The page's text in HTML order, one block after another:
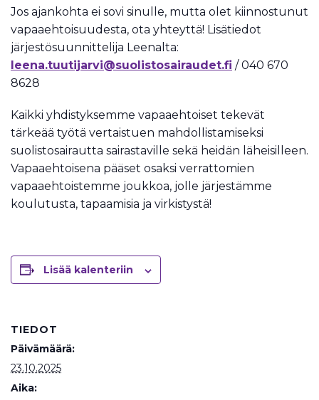
Jos ajankohta ei sovi sinulle, mutta olet kiinnostunut
vapaaehtoisuudesta, ota yhteyttä! Lisätiedot
järjestösuunnittelija Leenalta:
leena.tuutijarvi@suolistosairaudet.fi / 040 670
8628
Kaikki yhdistyksemme vapaaehtoiset tekevät
tärkeää työtä vertaistuen mahdollistamiseksi
suolistosairautta sairastaville sekä heidän läheisilleen.
Vapaaehtoisena pääset osaksi verrattomien
vapaaehtoistemme joukkoa, jolle järjestämme
koulutusta, tapaamisia ja virkistystä!
Lisää kalenteriin
TIEDOT
Päivämäärä:
23.10.2025
Aika: